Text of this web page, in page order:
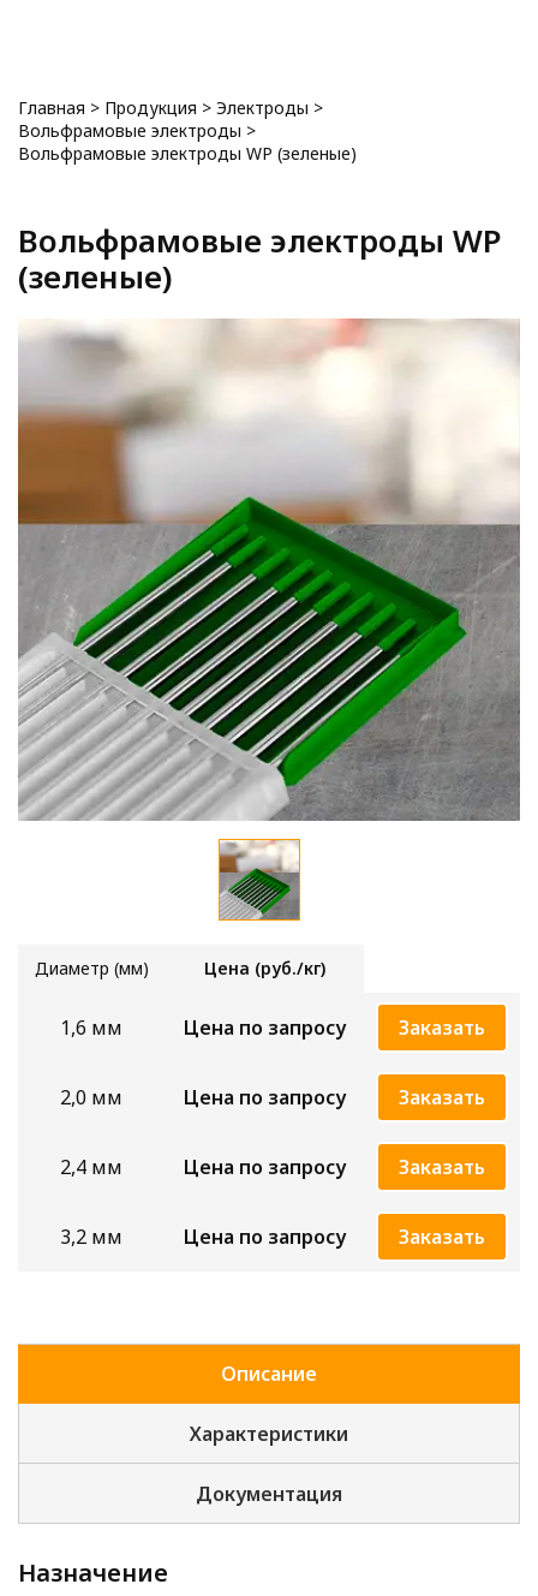
Главная > Продукция > Электроды >
Вольфрамовые электроды >
Вольфрамовые электроды WP (зеленые)
Вольфрамовые электроды WP
(зеленые)
Диаметр (мм) Цена (руб./кг)
1,6 мм Цена по запросу Заказать
2,0 мм Цена по запросу Заказать
2,4 мм Цена по запросу Заказать
3,2 мм Цена по запросу Заказать
Описание
Характеристики
Документация
Назначение